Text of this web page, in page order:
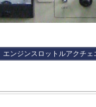
エンジンスロットルアクチェ